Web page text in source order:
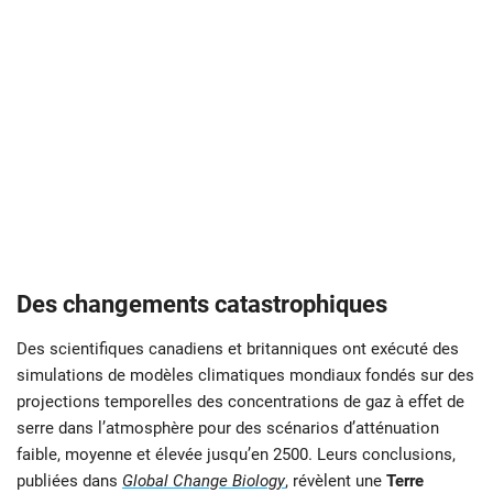
Des changements catastrophiques
Des scientifiques canadiens et britanniques ont exécuté des
simulations de modèles climatiques mondiaux fondés sur des
projections temporelles des concentrations de gaz à effet de
serre dans l’atmosphère pour des scénarios d’atténuation
faible, moyenne et élevée jusqu’en 2500. Leurs conclusions,
publiées dans Global Change Biology, révèlent une Terre